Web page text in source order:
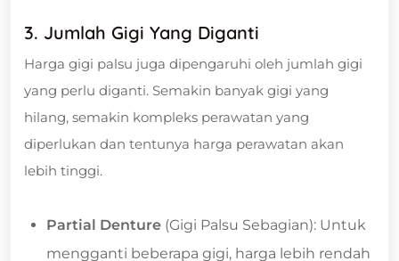
3. Jumlah Gigi Yang Diganti
Harga gigi palsu juga dipengaruhi oleh jumlah gigi
yang perlu diganti. Semakin banyak gigi yang
hilang, semakin kompleks perawatan yang
diperlukan dan tentunya harga perawatan akan
lebih tinggi.
Partial Denture (Gigi Palsu Sebagian): Untuk
mengganti beberapa gigi, harga lebih rendah